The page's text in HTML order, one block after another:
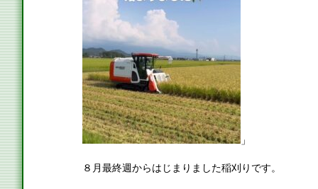
」
８月最終週からはじまりました稲刈りです。